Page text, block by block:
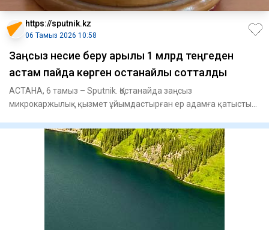
https://sputnik.kz
06 Тамыз 2026 10:58
Заңсыз несие беру арқылы 1 млрд теңгеден
астам пайда көрген қостанайлық сотталды
АСТАНА, 6 тамыз – Sputnik. Қостанайда заңсыз
микрокаржылық қызмет ұйымдастырған ер адамға қатысты